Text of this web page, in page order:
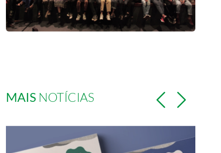
MAIS NOTÍCIAS
PreviousNext